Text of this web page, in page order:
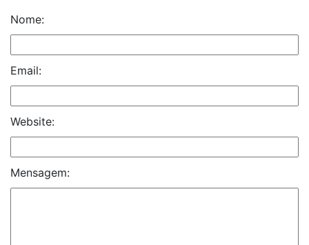
Nome:
Email:
Website:
Mensagem: